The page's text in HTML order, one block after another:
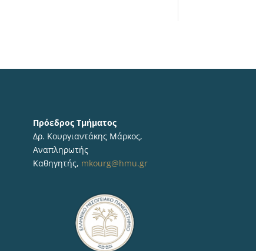
Πρόεδρος Τμήματος
Δρ. Κουργιαντάκης Μάρκος,
Αναπληρωτής
Καθηγητής, mkourg@hmu.gr